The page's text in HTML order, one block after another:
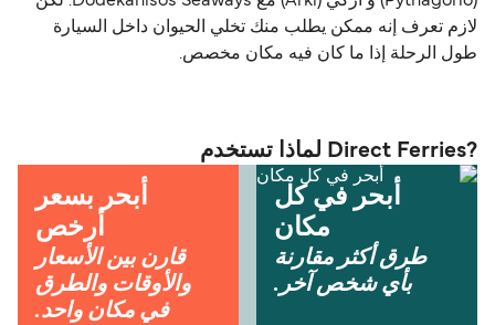
لازم تعرف إنه ممكن يطلب منك تخلي الحيوان داخل السيارة
طول الرحلة إذا ما كان فيه مكان مخصص.
?Direct Ferries لماذا تستخدم
أبحر في كل
مكان
طرق أكثر مقارنة
بأي شخص آخر.
أبحر بسعر
أرخص
قارن بين الأسعار
والأوقات والطرق
في مكان واحد.